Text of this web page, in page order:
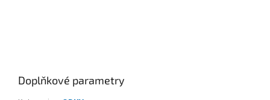
Doplňkové parametry